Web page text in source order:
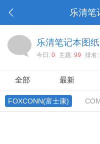
乐清笔
乐清笔记本图
今日: 0 主题: 99 排名:
全部 最新
FOXCONN(富士康)